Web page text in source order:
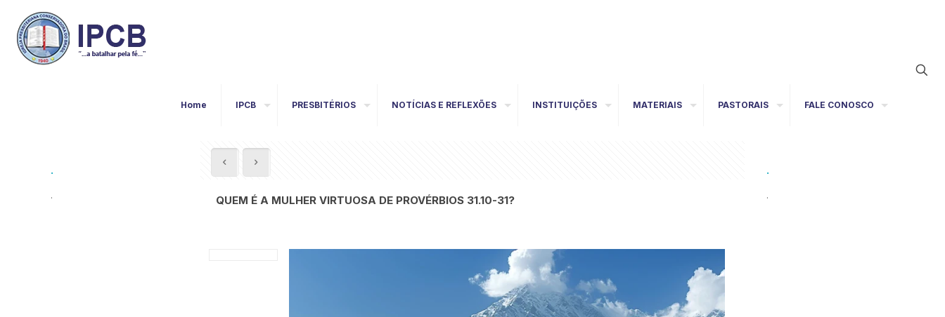
Home IPCB PRESBITÉRIOS NOTÍCIAS E REFLEXÕES INSTITUIÇÕES MATERIAIS PASTORAIS FALE CONOSCO
QUEM É A MULHER VIRTUOSA DE PROVÉRBIOS 31.10-31?
.
.
.
.